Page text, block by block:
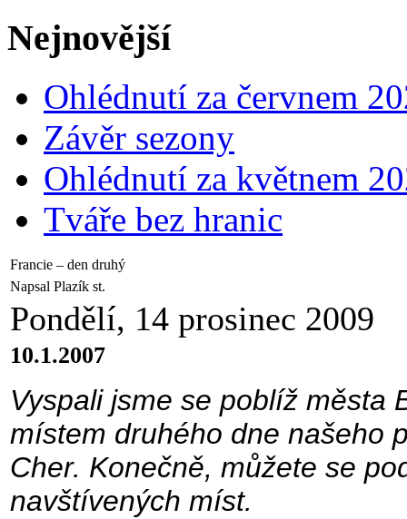
Nejnovější
Ohlédnutí za červnem
Závěr sezony
Ohlédnutí za květnem
Tváře bez hranic
Francie – den druhý
Napsal Plazík st.
Pondělí, 14 prosinec 2009
10.1.2007
Vyspali jsme se poblíž města
místem druhého dne našeho
Cher. Konečně, můžete se
navštívených míst.